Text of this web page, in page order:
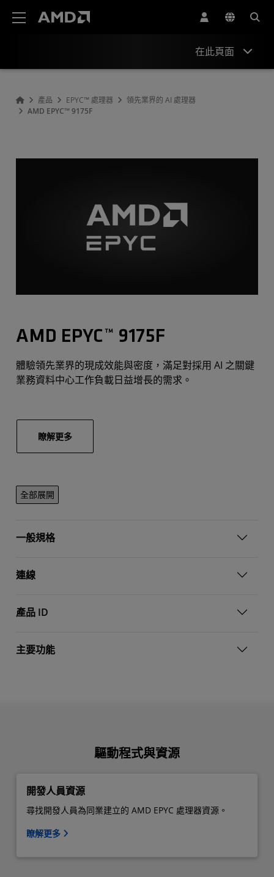
在此頁面
產品 EPYC™ 處理器
領先業界的 AI 處理器
AMD EPYC™ 9175F
AMD EPYC™ 9175F
體驗領先業界的現成效能與密度，滿足對採用 AI 之關鍵
業務資料中心工作負載日益增長的需求。
瞭解更多
全部展開
一般規格
連線
產品 ID
主要功能
驅動程式與資源
開發人員資源
尋找開發人員為同業建立的 AMD EPYC 處理器資源。
瞭解更多